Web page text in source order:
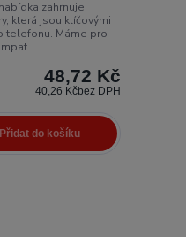
zahrnuje
která jsou klíčovými
telefonu. Máme pro
48,72 Kč
40,26 Kčbez DPH
Přidat do košíku